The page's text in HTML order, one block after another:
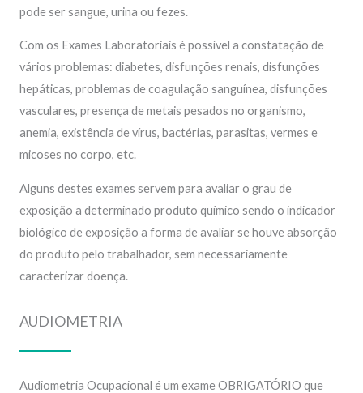
pode ser sangue, urina ou fezes.
Com os Exames Laboratoriais é possível a constatação de
vários problemas: diabetes, disfunções renais, disfunções
hepáticas, problemas de coagulação sanguínea, disfunções
vasculares, presença de metais pesados no organismo,
anemia, existência de vírus, bactérias, parasitas, vermes e
micoses no corpo, etc.
Alguns destes exames servem para avaliar o grau de
exposição a determinado produto químico sendo o indicador
biológico de exposição a forma de avaliar se houve absorção
do produto pelo trabalhador, sem necessariamente
caracterizar doença.
AUDIOMETRIA
Audiometria Ocupacional é um exame OBRIGATÓRIO que